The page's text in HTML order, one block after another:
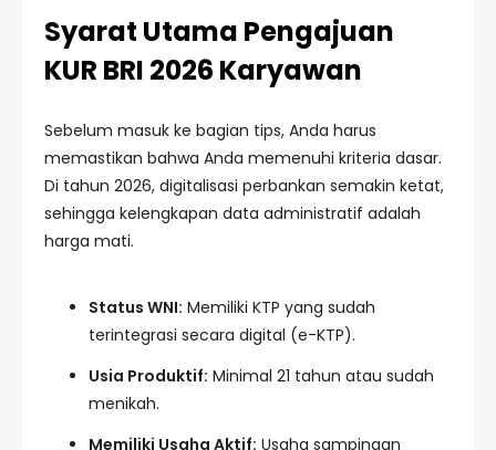
Syarat Utama Pengajuan
KUR BRI 2026 Karyawan
Sebelum masuk ke bagian tips, Anda harus
memastikan bahwa Anda memenuhi kriteria dasar.
Di tahun 2026, digitalisasi perbankan semakin ketat,
sehingga kelengkapan data administratif adalah
harga mati.
Status WNI: Memiliki KTP yang sudah
terintegrasi secara digital (e-KTP).
Usia Produktif: Minimal 21 tahun atau sudah
menikah.
Memiliki Usaha Aktif: Usaha sampingan